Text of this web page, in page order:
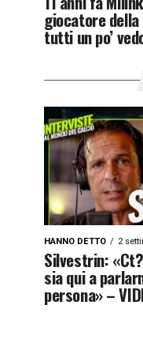
giocatore
tutti un po’
HANNO DETTO 2
Silvestrin:
sia qui a
persona» –